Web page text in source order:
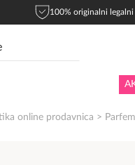
100% originalni
online prodavnica >